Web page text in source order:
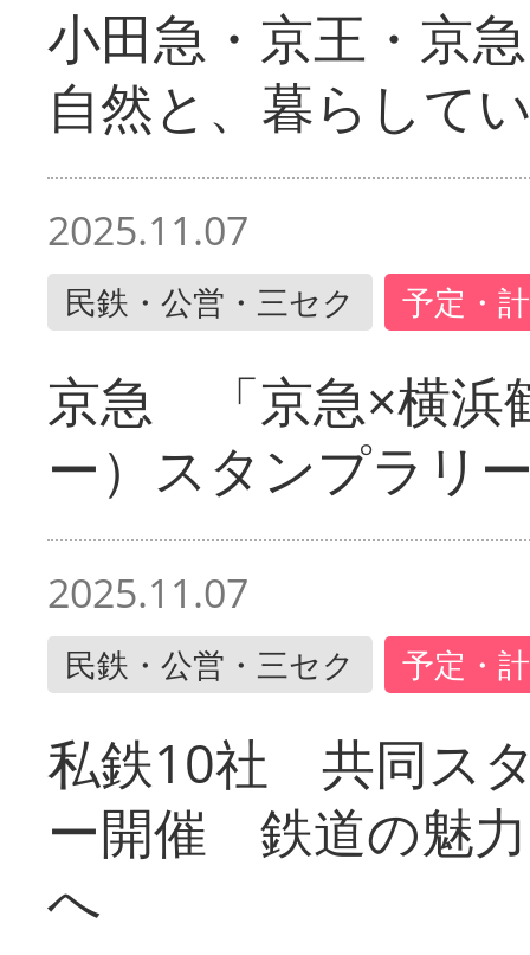
小田急・京王・京
自然と、暮らして
2025.11.07
民鉄・公営・三セク 予定・
京急 「京急×横浜
ー）スタンプラリ
2025.11.07
民鉄・公営・三セク 予定・
私鉄10社 共同ス
ー開催 鉄道の魅
へ